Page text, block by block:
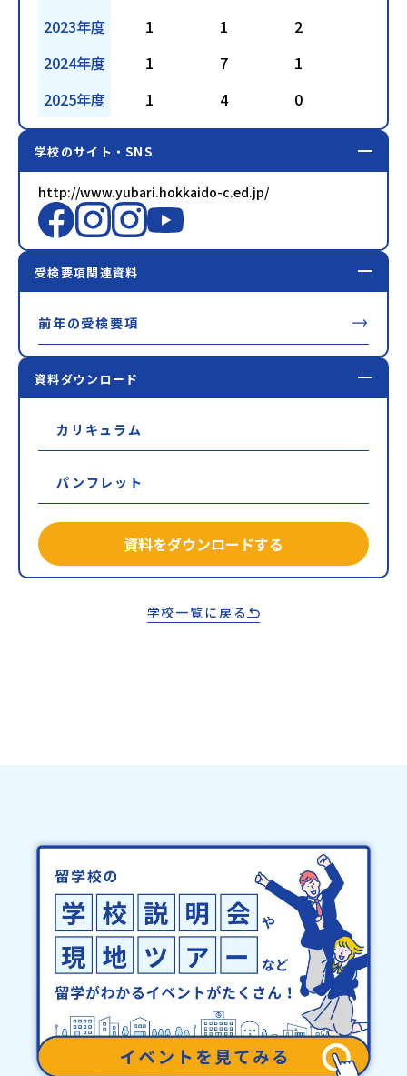
2023年度
1 1 2
2024年度
1 7 1
2025年度
1 4 0
学校のサイト・SNS
http://www.yubari.hokkaido-c.ed.jp/
受検要項関連資料
前年の受検要項
資料ダウンロード
カリキュラム
パンフレット
資料をダウンロードする
学校一覧に戻る